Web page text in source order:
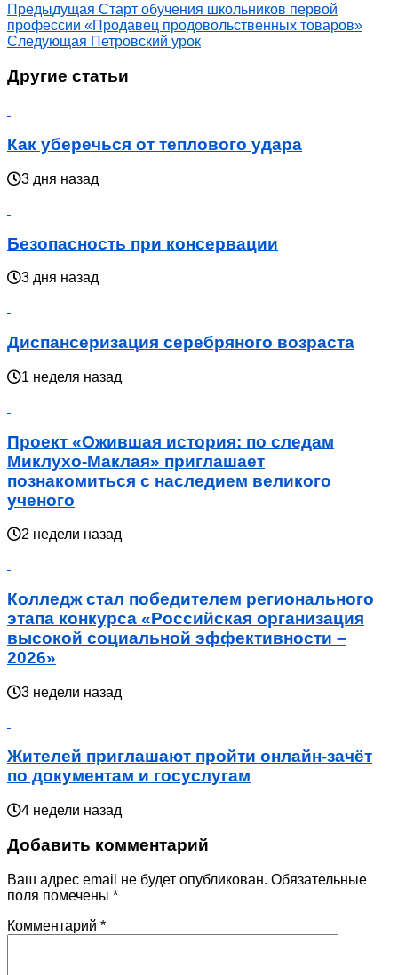
Предыдущая Старт обучения школьников первой
профессии «Продавец продовольственных товаров»
Следующая Петровский урок
Другие статьи
Как уберечься от теплового удара
3 дня назад
Безопасность при консервации
3 дня назад
Диспансеризация серебряного возраста
1 неделя назад
Проект «Ожившая история: по следам
Миклухо-Маклая» приглашает
познакомиться с наследием великого
ученого
2 недели назад
Колледж стал победителем регионального
этапа конкурса «Российская организация
высокой социальной эффективности –
2026»
3 недели назад
Жителей приглашают пройти онлайн-зачёт
по документам и госуслугам
4 недели назад
Добавить комментарий
Ваш адрес email не будет опубликован. Обязательные
поля помечены *
Комментарий *